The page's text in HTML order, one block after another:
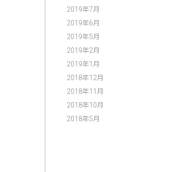
2019年7月
2019年6月
2019年5月
2019年2月
2019年1月
2018年12月
2018年11月
2018年10月
2018年5月